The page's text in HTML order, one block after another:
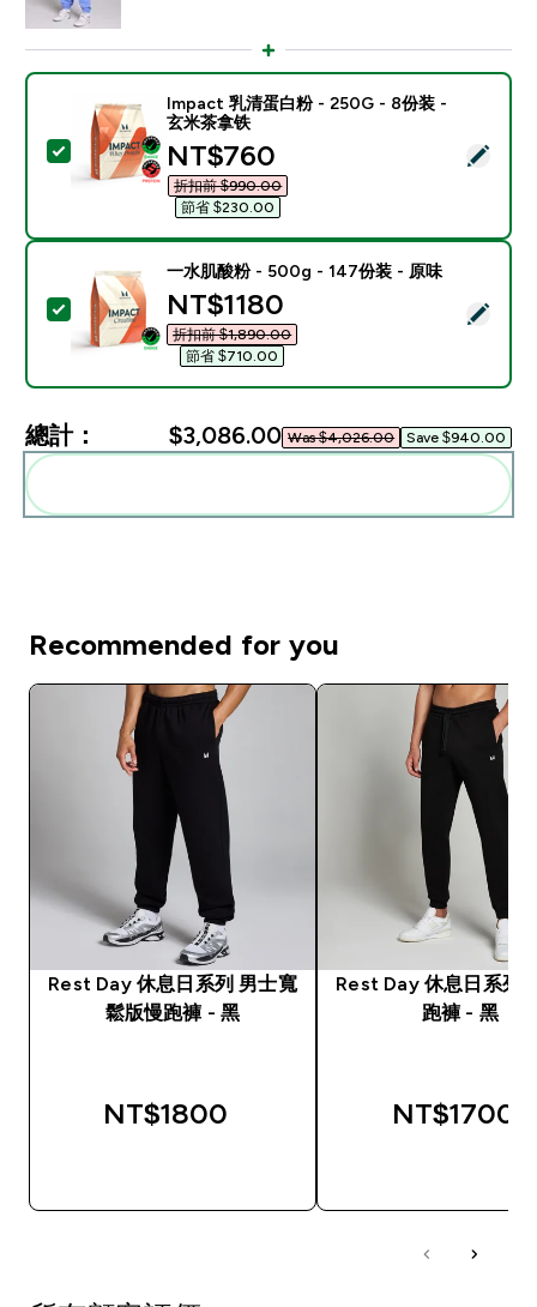
選取此商品 - Impact 乳清蛋白粉 - 250G - 8份装 - 玄
Impact 乳清蛋白粉 - 250G - 8份装 -
玄米茶拿铁
discounted price
NT$760‎
折扣前 $990.00‎
節省 $230.00‎
選取此商品 - 一水肌酸粉 - 500g - 147份装 - 原味
一水肌酸粉 - 500g - 147份装 - 原味
discounted price
NT$1180‎
折扣前 $1,890.00‎
節省 $710.00‎
總計： $3,086.00‎ Was $4,026.00‎ Save $940.00‎
Recommended for you
Rest Day 休息日系列 男士寬
鬆版慢跑褲 - 黑
NT$1800‎
Rest Day 休息日系列
跑褲 - 黑
NT$1700‎